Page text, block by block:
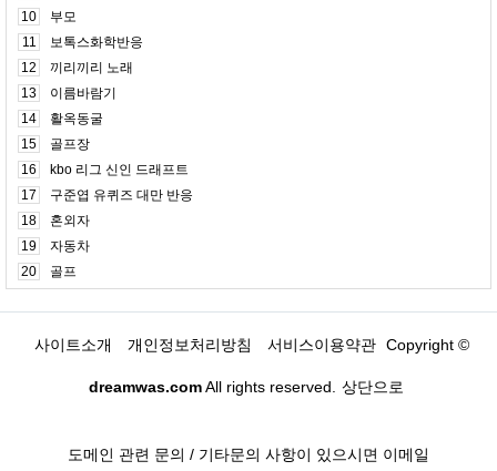
10
부모
11
보톡스화학반응
12
끼리끼리 노래
13
이름바람기
14
활옥동굴
15
골프장
16
kbo 리그 신인 드래프트
17
구준엽 유퀴즈 대만 반응
18
혼외자
19
자동차
20
골프
사이트소개 개인정보처리방침 서비스이용약관 Copyright ©
dreamwas.comAll rights reserved. 상단으로
도메인 관련 문의 / 기타문의 사항이 있으시면 이메일